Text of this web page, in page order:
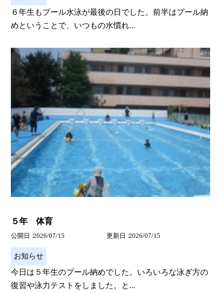
６年生もプール水泳が最後の日でした。前半はプール納
めということで、いつもの水慣れ...
５年 体育
公開日 2026/07/15 更新日 2026/07/15
お知らせ
今日は５年生のプール納めでした。いろいろな泳ぎ方の
復習や泳力テストをしました。と...